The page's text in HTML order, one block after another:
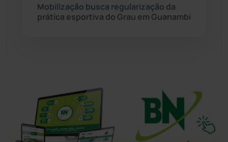
Urandi (157)
Mobilização busca regularização da
prática esportiva do Grau em Guanambi